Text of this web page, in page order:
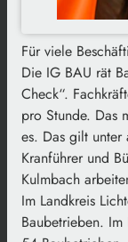
Für viele
Die IG BAU rät
Check“.
pro Stunde. Das
es. Das gilt unter
Kranführer und
Kulmbach
Im Landkreis
Baubetrieben.